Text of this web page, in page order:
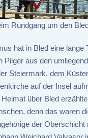
Rundgang um den
hat in Bled eine lange
Pilger aus den
Steiermark, dem
auf der Insel
über Bled
denn das waren
der Oberschicht